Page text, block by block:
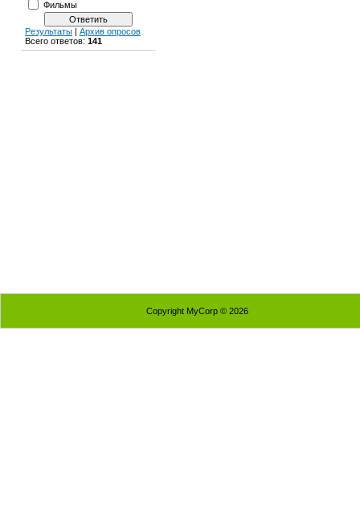
Фильмы
Результаты | Архив опросов
Всего ответов: 141
Copyright MyCorp © 2026